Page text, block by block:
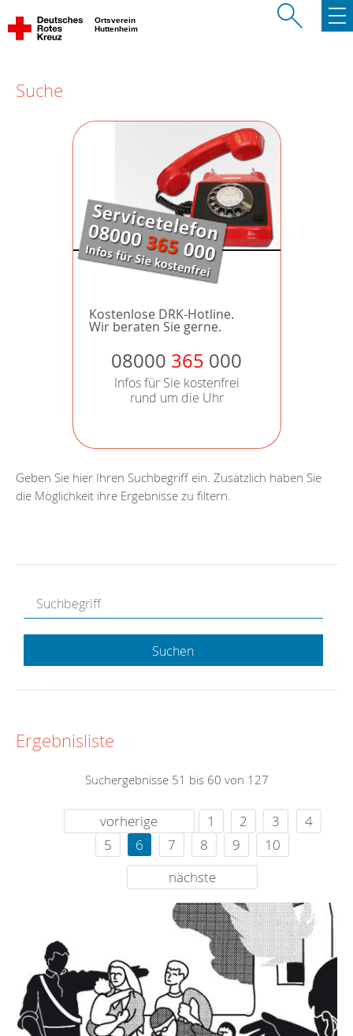
Ortsverein
Huttenheim
Suche
Kostenlose DRK-Hotline.
Wir beraten Sie gerne.
08000 365 000
Infos für Sie kostenfrei
rund um die Uhr
Geben Sie hier Ihren Suchbegriff ein. Zusätzlich haben Sie
die Möglichkeit ihre Ergebnisse zu filtern.
Suchen
Ergebnisliste
Suchergebnisse 51 bis 60 von 127
vorherige 1 2 3
4
5
6 7 8 9
10
nächste